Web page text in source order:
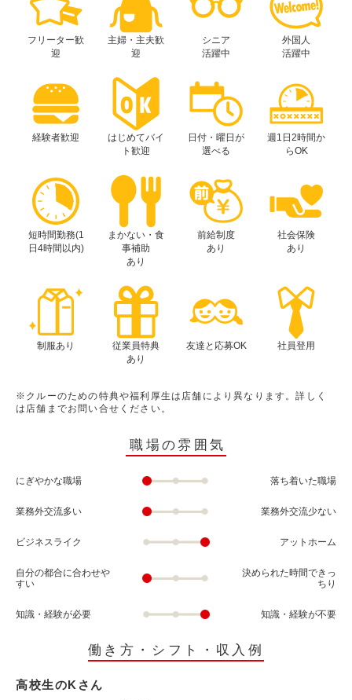
フリーター歓
迎
主婦・主夫歓
迎
シニア
活躍中
外国人
活躍中
経験者歓迎
はじめてバイ
ト歓迎
日付・曜日が
選べる
週1日2時間か
らOK
短時間勤務(1
日4時間以内)
まかない・食
事補助
あり
前給制度
あり
社会保険
あり
制服あり
従業員特典
あり
友達と応募OK 社員登用
※クルーのための特典や福利厚生は店舗により異なります。詳しく
は店舗までお問い合せください。
職場の雰囲気
にぎやかな職場 落ち着いた職場
業務外交流多い 業務外交流少ない
ビジネスライク アットホーム
自分の都合に合わせや
すい
決められた時間できっ
ちり
知識・経験が必要 知識・経験が不要
働き方・シフト・収入例
高校生のKさん